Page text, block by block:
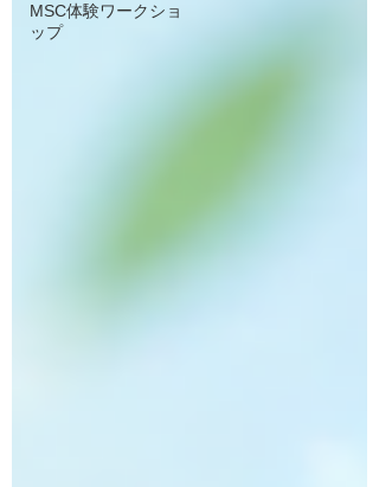
MSC体験ワークショ
ップ